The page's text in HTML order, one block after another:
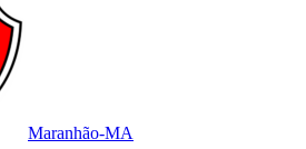
Maranhão-MA